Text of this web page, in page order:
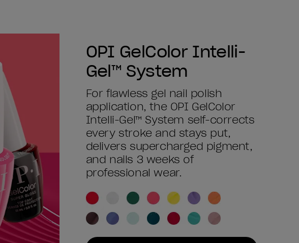
OPI GelColor Intelli-
Gel™ System
For flawless gel nail polish
application, the OPI GelColor
Intelli-Gel™ System self-corrects
every stroke and stays put,
delivers supercharged pigment,
and nails 3 weeks of
professional wear.